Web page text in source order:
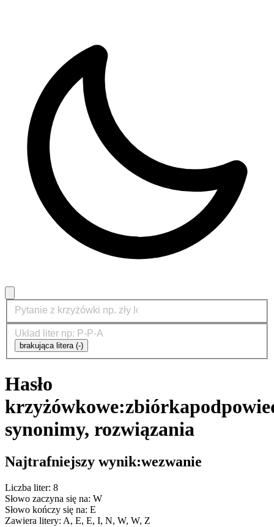
brakująca litera (-)
Hasło
krzyżówkowe:zbiórka
synonimy, rozwiązania
Najtrafniejszy wynik:wezwanie
Liczba liter: 8
Słowo zaczyna się na: W
Słowo kończy się na: E
Zawiera litery: A, E, E, I, N, W, W, Z